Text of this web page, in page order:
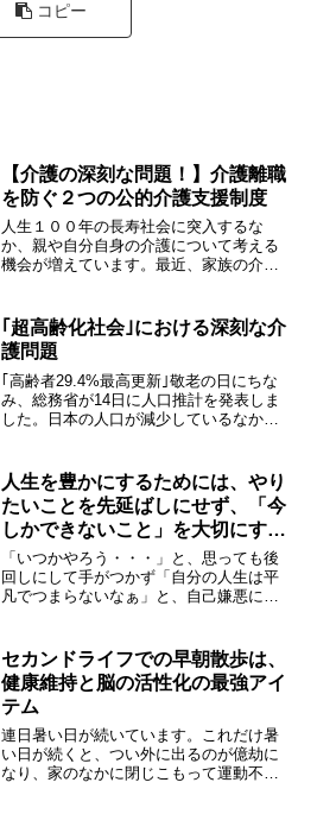
コピー
【介護の深刻な問題！】介護離職
を防ぐ２つの公的介護支援制度
人生１００年の長寿社会に突入するな
か、親や自分自身の介護について考える
機会が増えています。最近、家族の介護
離職を避けるため２つの公的介護支援制
度を利用する方法があります。
｢超高齢化社会｣における深刻な介
護問題
｢高齢者29.4%最高更新｣敬老の日にちな
み、総務省が14日に人口推計を発表しま
した。日本の人口が減少しているなか、
後不安に大きな影響を及ぼしています。
高齢者人口の増加...
人生を豊かにするためには、やり
たいことを先延ばしにせず、「今
しかできないこと」を大切にする
こと
「いつかやろう・・・」と、思っても後
回しにして手がつかず「自分の人生は平
凡でつまらないなぁ」と、自己嫌悪に陥
訳をしながら、ずるずると時は過ぎてい
くこんな経験をした方も少...
セカンドライフでの早朝散歩は、
健康維持と脳の活性化の最強アイ
テム
連日暑い日が続いています。これだけ暑
い日が続くと、つい外に出るのが億劫に
なり、家のなかに閉じこもって運動不足